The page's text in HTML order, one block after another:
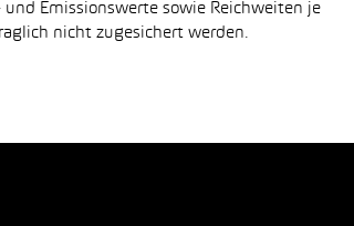
und Emissionswerte sowie Reichweiten je
nicht zugesichert werden.